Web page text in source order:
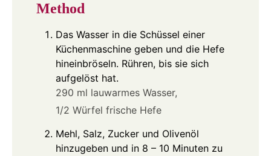
Method
Das Wasser in die Schüssel einer
Küchenmaschine geben und die Hefe
hineinbröseln. Rühren, bis sie sich
aufgelöst hat.
290 ml lauwarmes Wasser,
1/2 Würfel frische Hefe
Mehl, Salz, Zucker und Olivenöl
hinzugeben und in 8 – 10 Minuten zu